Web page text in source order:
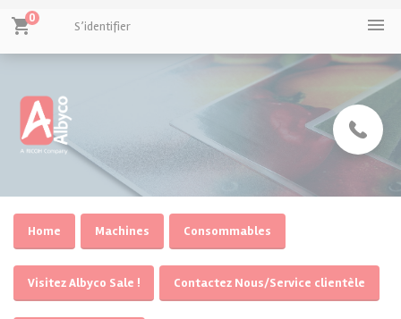
shopping_cart0
S’identifier menu
Home Machines Consommables
Visitez Albyco Sale ! Contactez Nous/Service clientèle